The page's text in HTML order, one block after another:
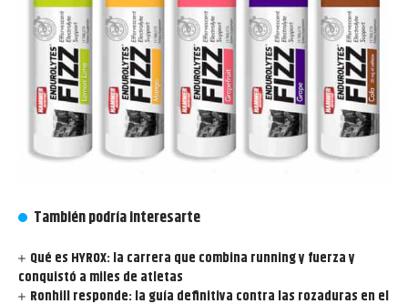
También podría interesarte
Qué es HYROX: la carrera que combina running y fuerza y
conquistó a miles de atletas
Ronhill responde: la guía definitiva contra las rozaduras en el